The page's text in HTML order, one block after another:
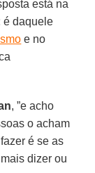
está na
é daquele
e no
, ”e acho
o acham
é se as
dizer ou